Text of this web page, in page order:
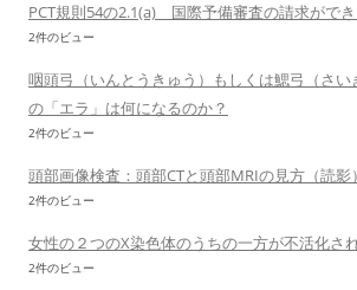
PCT規則54の2.1(a) 国際予備審査の請求がで
2件のビュー
咽頭弓（いんとうきゅう）もしくは鰓弓（さい
の「エラ」は何になるのか？
2件のビュー
頭部画像検査：頭部CTと頭部MRIの見方（読
2件のビュー
女性の２つのX染色体のうちの一方が不活化さ
2件のビュー